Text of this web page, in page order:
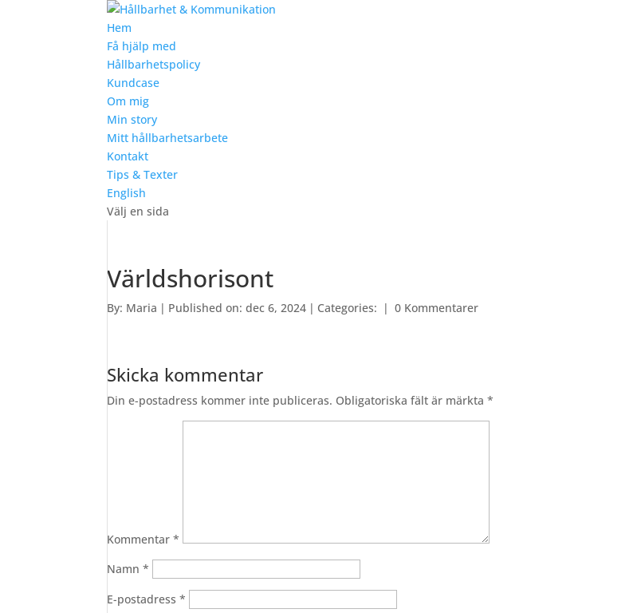
Hem
Få hjälp med
Hållbarhetspolicy
Kundcase
Om mig
Min story
Mitt hållbarhetsarbete
Kontakt
Tips & Texter
English
Välj en sida
Världshorisont
By: Maria | Published on: dec 6, 2024 | Categories: | 0 Kommentarer
Skicka kommentar
Din e-postadress kommer inte publiceras. Obligatoriska fält är märkta*
Kommentar*
Namn*
E-postadress*